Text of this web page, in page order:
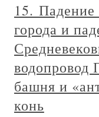
15.
города и
водопровод
башня и
конь